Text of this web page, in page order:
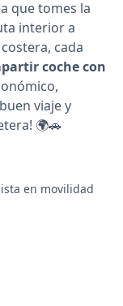
que tomes la
interior a
cada
coche con
viaje y
🌍🚗
en movilidad